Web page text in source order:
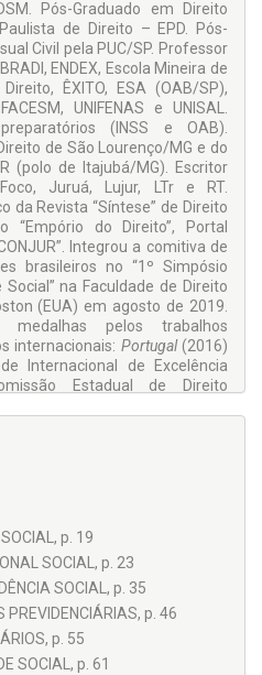
equivocadas e defasadas.
a proposta ao traçar uma
social da regra da
de proteção, por extensão
da Constituição, matriz
povo.
Pós-Graduado em Direito
de Direito – EPD. Pós-
Civil pela PUC/SP. Professor
ENDEX, Escola Mineira de
ÊXITO, ESA (OAB/SP),
UNIFENAS e UNISAL.
(INSS e OAB).
de São Lourenço/MG e do
(polo de Itajubá/MG). Escritor
Juruá, Lujur, LTr e RT.
da Revista “Síntese” de Direito
“Empório do Direito”, Portal
Integrou a comitiva de
brasileiros no “1º Simpósio
na Faculdade de Direito
(EUA) em agosto de 2019.
medalhas pelos trabalhos
internacionais: Portugal(2016)
Internacional de Excelência
Estadual de Direito
Gerais.
p. 19
SOCIAL, p. 23
SOCIAL, p. 35
PREVIDENCIÁRIAS, p. 46
p. 55
SOCIAL, p. 61